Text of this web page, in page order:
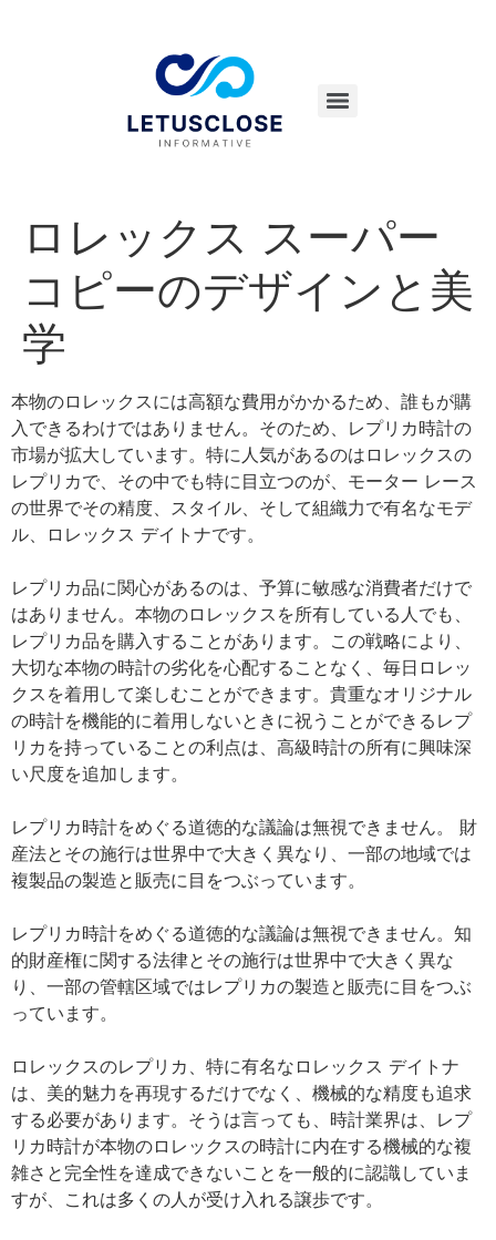
ロレックス スーパー
コピーのデザインと美
学
本物のロレックスには高額な費用がかかるため、誰もが購
入できるわけではありません。そのため、レプリカ時計の
市場が拡大しています。特に人気があるのはロレックスの
レプリカで、その中でも特に目立つのが、モーター レース
の世界でその精度、スタイル、そして組織力で有名なモデ
ル、ロレックス デイトナです。
レプリカ品に関心があるのは、予算に敏感な消費者だけで
はありません。本物のロレックスを所有している人でも、
レプリカ品を購入することがあります。この戦略により、
大切な本物の時計の劣化を心配することなく、毎日ロレッ
クスを着用して楽しむことができます。貴重なオリジナル
の時計を機能的に着用しないときに祝うことができるレプ
リカを持っていることの利点は、高級時計の所有に興味深
い尺度を追加します。
レプリカ時計をめぐる道徳的な議論は無視できません。 財
産法とその施行は世界中で大きく異なり、一部の地域では
複製品の製造と販売に目をつぶっています。
レプリカ時計をめぐる道徳的な議論は無視できません。知
的財産権に関する法律とその施行は世界中で大きく異な
り、一部の管轄区域ではレプリカの製造と販売に目をつぶ
っています。
ロレックスのレプリカ、特に有名なロレックス デイトナ
は、美的魅力を再現するだけでなく、機械的な精度も追求
する必要があります。そうは言っても、時計業界は、レプ
リカ時計が本物のロレックスの時計に内在する機械的な複
雑さと完全性を達成できないことを一般的に認識していま
すが、これは多くの人が受け入れる譲歩です。